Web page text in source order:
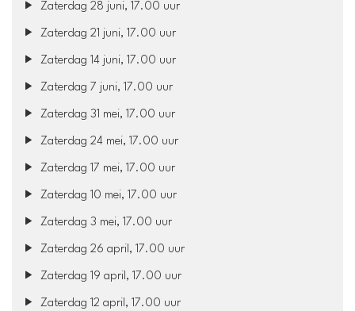
Zaterdag 28 juni, 17.00 uur
Zaterdag 21 juni, 17.00 uur
Zaterdag 14 juni, 17.00 uur
Zaterdag 7 juni, 17.00 uur
Zaterdag 31 mei, 17.00 uur
Zaterdag 24 mei, 17.00 uur
Zaterdag 17 mei, 17.00 uur
Zaterdag 10 mei, 17.00 uur
Zaterdag 3 mei, 17.00 uur
Zaterdag 26 april, 17.00 uur
Zaterdag 19 april, 17.00 uur
Zaterdag 12 april, 17.00 uur